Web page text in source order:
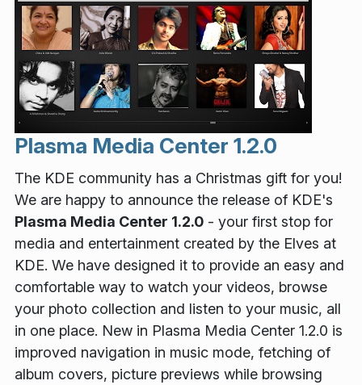
Plasma Media Center 1.2.0
The KDE community has a Christmas gift for you!
We are happy to announce the release of KDE's
Plasma Media Center 1.2.0 - your first stop for
media and entertainment created by the Elves at
KDE. We have designed it to provide an easy and
comfortable way to watch your videos, browse
your photo collection and listen to your music, all
in one place. New in Plasma Media Center 1.2.0 is
improved navigation in music mode, fetching of
album covers, picture previews while browsing